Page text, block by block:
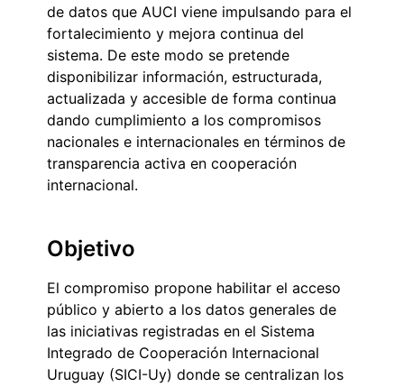
de datos que AUCI viene impulsando para el
fortalecimiento y mejora continua del
sistema. De este modo se pretende
disponibilizar información, estructurada,
actualizada y accesible de forma continua
dando cumplimiento a los compromisos
nacionales e internacionales en términos de
transparencia activa en cooperación
internacional.
Objetivo
El compromiso propone habilitar el acceso
público y abierto a los datos generales de
las iniciativas registradas en el Sistema
Integrado de Cooperación Internacional
Uruguay (SICI-Uy) donde se centralizan los